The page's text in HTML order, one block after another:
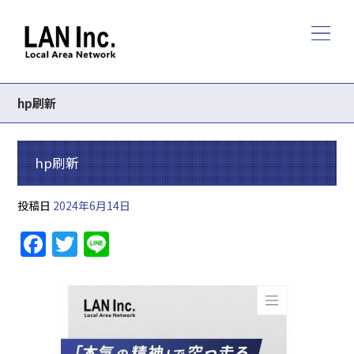
hp刷新
hp刷新
投稿日 2024年6月14日
F
a
b
T
w
itt
er
e